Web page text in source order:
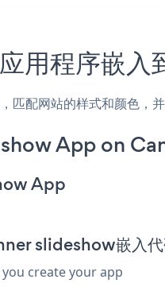
程序嵌入
配网站的样式和颜色，
App on
App
slideshow嵌入
create your app